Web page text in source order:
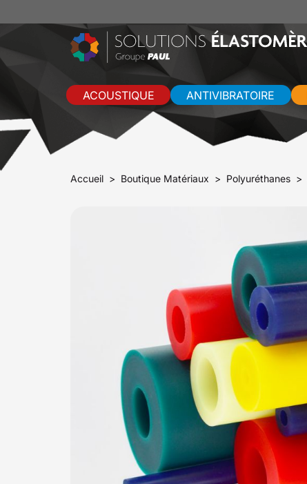
ACOUSTIQUE ANTIVIBRATOIRE
Accueil Boutique Matériaux Polyuréthanes